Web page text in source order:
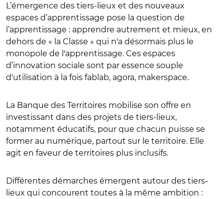
L’émergence des tiers-lieux et des nouveaux
espaces d’apprentissage pose la question de
l’apprentissage : apprendre autrement et mieux, en
dehors de « la Classe » qui n'a désormais plus le
monopole de l'apprentissage. Ces espaces
d’innovation sociale sont par essence souple
d'utilisation à la fois fablab, agora, makerspace.
La Banque des Territoires mobilise son offre en
investissant dans des projets de tiers-lieux,
notamment éducatifs, pour que chacun puisse se
former au numérique, partout sur le territoire. Elle
agit en faveur de territoires plus inclusifs.
Différentes démarches émergent autour des tiers-
lieux qui concourent toutes à la même ambition :